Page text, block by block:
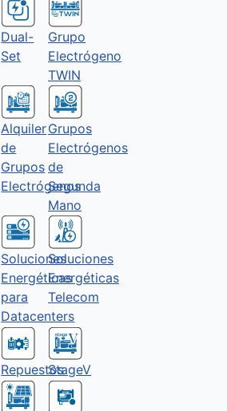
Dual-
Set
Grupo
Electrógeno
TWIN
Alquiler
de
Grupos
Electrógenos
Grupos
Electrógenos
de
Segunda
Mano
Soluciones
Energéticas
para
Datacenters
Soluciones
Energéticas
Telecom
RepuestosStageV